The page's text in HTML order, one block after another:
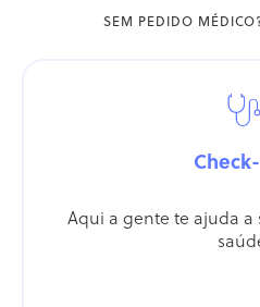
SEM PEDIDO
Aqui a gente te ajuda a